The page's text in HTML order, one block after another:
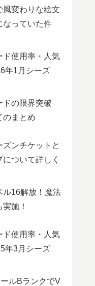
風変わりな絵文
なっていた件
ド使用率・人気
年1月シーズ
ドの限界突破
のまとめ
ズンチケットと
ついて詳しく
ル16解放！魔法
施！
ド使用率・人気
年3月シーズ
ールBランクでV